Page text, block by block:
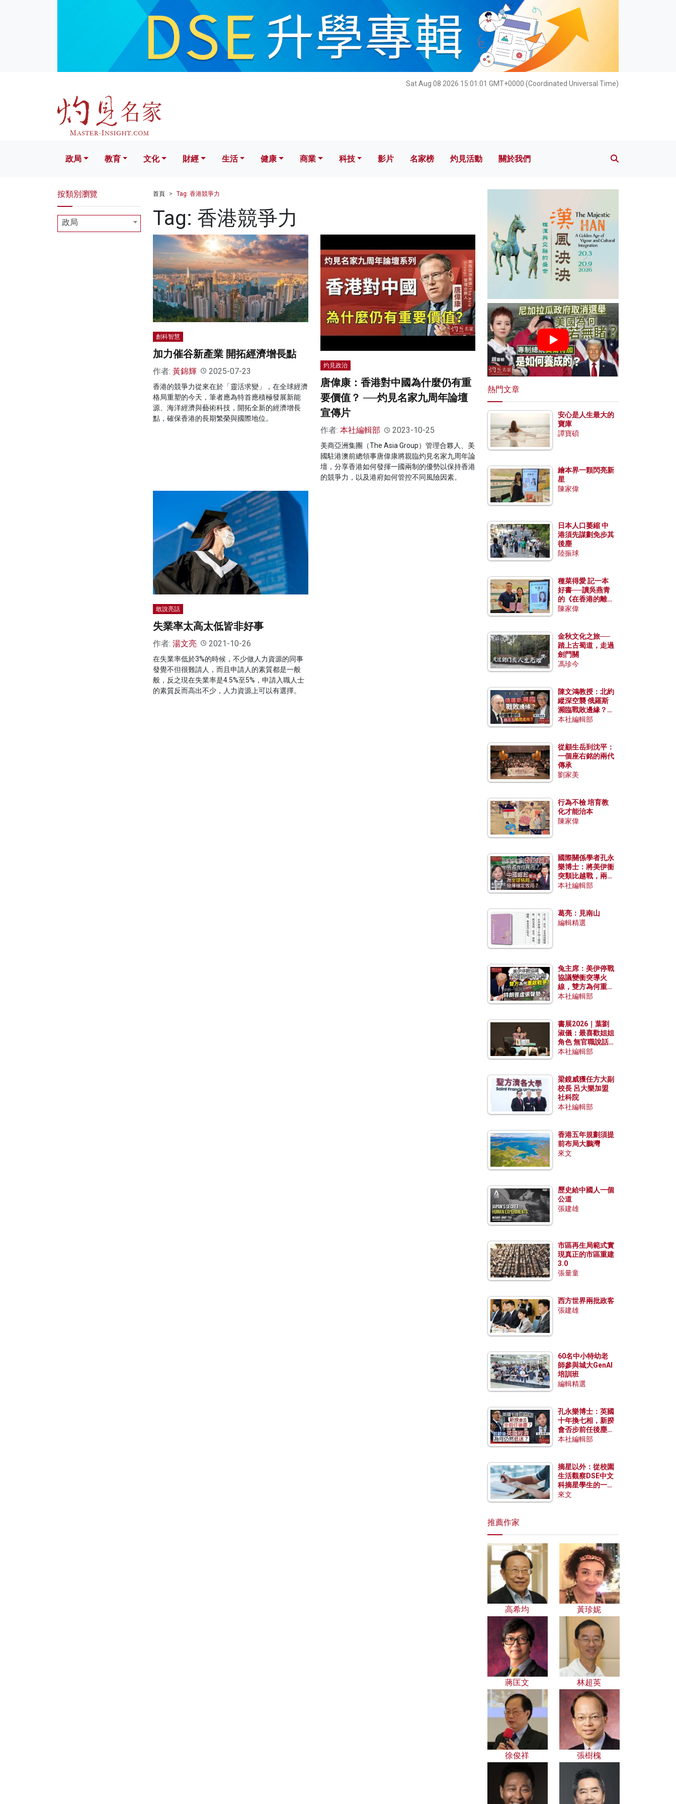
Sat Aug 08 2026 15:01:02 GMT+0000 (Coordinated Universal Time)
文化 財經 生活 健康 科技 影片 名家榜 灼見活動 關於我們
政局 教育 文化 財經 生活 健康 商業 科技 影片 名家榜 灼見活動 關於我們
首頁 Tag: 香港競爭力
Tag: 香港競爭力
創科智慧
加力催谷新產業 開拓經濟增長點
作者: 黃錦輝 2025-07-23
香港的競爭力從來在於「靈活求變」，在全球經濟
格局重塑的今天，筆者應為特首應積極發展新能
源、海洋經濟與藝術科技，開拓全新的經濟增長
點，確保香港的長期繁榮與國際地位。
灼見政治
唐偉康：香港對中國為什麼仍有重
要價值？ ──灼見名家九周年論壇
宣傳片
作者: 本社編輯部 2023-10-25
美商亞洲集團（The Asia Group）管理合夥人、美
國駐港澳前總領事唐偉康將親臨灼見名家九周年論
壇，分享香港如何發揮一國兩制的優勢以保持香港
的競爭力，以及港府如何管控不同風險因素。
敢說亮話
失業率太高太低皆非好事
作者: 湯文亮 2021-10-26
在失業率低於3%的時候，不少做人力資源的同事
發覺不但很難請人，而且申請人的素質都是一般
般，反之現在失業率是4.5%至5%，申請入職人士
的素質反而高出不少，人力資源上可以有選擇。
按類別瀏覽
政局
熱門文章
安心是人生最大的
寶庫
譚寶碩
繪本界一顆閃亮新
星
陳家偉
日本人口萎縮 中
港須先謀劃免步其
後塵
陸振球
種菜得愛 記一本
好書──讀吳燕青
的《在香港的離島
種菜》
陳家偉
金秋文化之旅──
踏上古蜀道，走過
劍門關
馮珍今
陳文鴻教授：北約
縱深空襲 俄羅斯
瀕臨戰敗邊緣？中
國零部件能左右戰
本社編輯部
從顧生岳到沈平：
一個座右銘的兩代
傳承
劉家美
行為不檢 培育教
化才能治本
陳家偉
國際關係學者孔永
樂博士：將美伊衝
突類比越戰，兩者
有何異同？中國崛
本社編輯部
葛亮：見南山
編輯精選
兔主席：美伊停戰
協議變衝突導火
線，雙方為何重啟
戰爭？伊朗一早洞
本社編輯部
書展2026｜葉劉
淑儀：最喜歡姐姐
角色 無官職說話
包袱少
本社編輯部
梁鏡威獲任方大副
校長 呂大樂加盟
社科院
本社編輯部
香港五年規劃須提
前布局大鵬灣
來文
歷史給中國人一個
公道
張建雄
市區再生局範式實
現真正的市區重建
3.0
張量童
西方世界兩批政客
張建雄
60名中小特幼老
師參與城大GenAI
培訓班
編輯精選
孔永樂博士：英國
十年換七相，新揆
會否步前任後塵？
脫歐後英國經濟為
本社編輯部
摘星以外：從校園
生活觀察DSE中文
科摘星學生的一點
特質
來文
推薦作家
高希均 黃珍妮
蔣匡文 林超英
徐俊祥 張樹槐